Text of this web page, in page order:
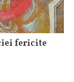
fericite